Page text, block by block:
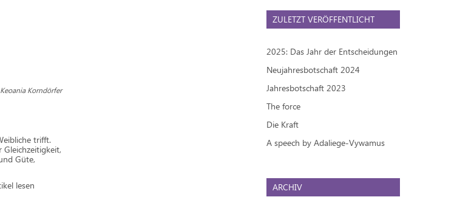
Korndörfer
trifft.
Güte,
lesen
ZULETZT VERÖFFENTLICHT
2025: Das Jahr der Entscheidungen
Neujahresbotschaft 2024
Jahresbotschaft 2023
The force
Die Kraft
A speech by Adaliege-Vywamus
ARCHIV